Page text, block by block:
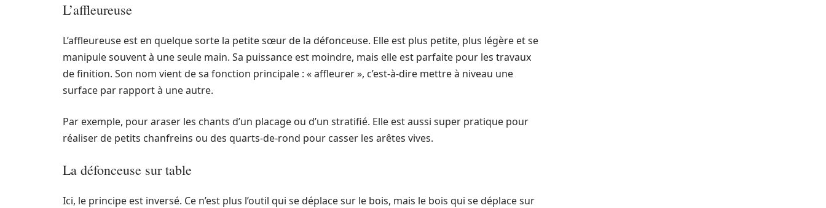
L’affleureuse
L’affleureuse est en quelque sorte la petite sœur de la défonceuse. Elle est plus petite, plus légère et se
manipule souvent à une seule main. Sa puissance est moindre, mais elle est parfaite pour les travaux
de finition. Son nom vient de sa fonction principale : « affleurer », c’est-à-dire mettre à niveau une
surface par rapport à une autre.
Par exemple, pour araser les chants d’un placage ou d’un stratifié. Elle est aussi super pratique pour
réaliser de petits chanfreins ou des quarts-de-rond pour casser les arêtes vives.
La défonceuse sur table
Ici, le principe est inversé. Ce n’est plus l’outil qui se déplace sur le bois, mais le bois qui se déplace sur